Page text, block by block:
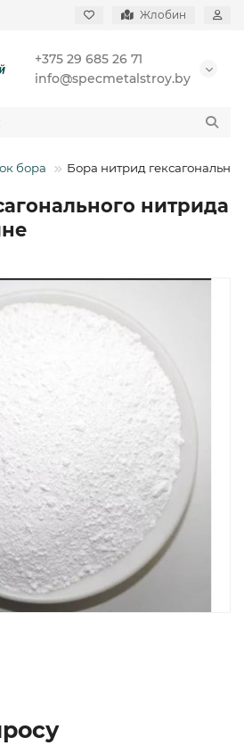
Жлобин
+375 29 685 26 71
info@specmetalstroy.by
бора Бора нитрид
нитрида